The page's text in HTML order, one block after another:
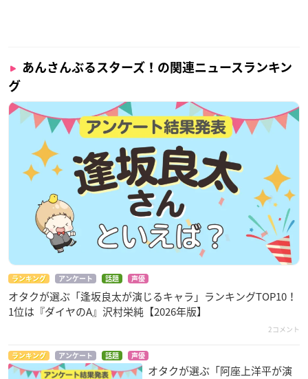
あんさんぶるスターズ！の関連ニュースランキン
グ
ランキング アンケート 話題 声優
オタクが選ぶ「逢坂良太が演じるキャラ」ランキングTOP10！
1位は『ダイヤのA』沢村栄純【2026年版】
2コメント
ランキング アンケート 話題 声優
オタクが選ぶ「阿座上洋平が演